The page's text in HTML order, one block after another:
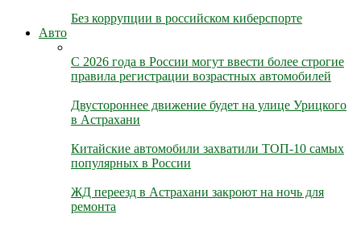
Без коррупции в российском киберспорте
Авто
С 2026 года в России могут ввести более строгие
правила регистрации возрастных автомобилей
Двустороннее движение будет на улице Урицкого
в Астрахани
Китайские автомобили захватили ТОП-10 самых
популярных в России
ЖД переезд в Астрахани закроют на ночь для
ремонта